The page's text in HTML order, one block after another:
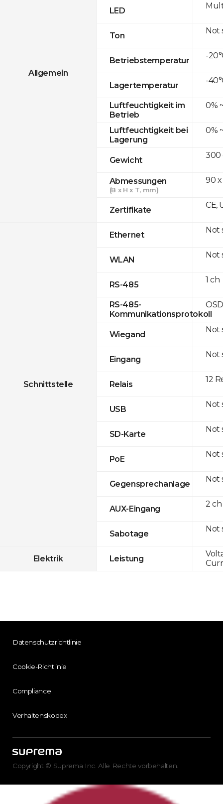
Allgemein
LED
Ton
Betriebstemperatur
Lagertemperatur
Luftfeuchtigkeit im
Betrieb
Luftfeuchtigkeit bei
Lagerung
Gewicht
Abmessungen
(B x H x T, mm)
Zertifikate
Schnittstelle
Ethernet
WLAN
RS-485
RS-485-
Kommunikationsprotokoll
Wiegand
Eingang
Relais
USB
SD-Karte
PoE
Gegensprechanlage
AUX-Eingang
Sabotage
Elektrik Leistung
Not
-
-
0%
0%
300
90 x
CE,
Not
Not
1 ch
Not
Not
12
Not
Not
Not
Not
2
Not
Datenschutzrichtlinie
Cookie-Richtlinie
Compliance
Verhaltenskodex
Copyright © Suprema Inc. Alle Rechte vorbehalten.